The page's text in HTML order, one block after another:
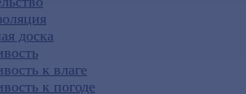
доска
к влаге
к погоде